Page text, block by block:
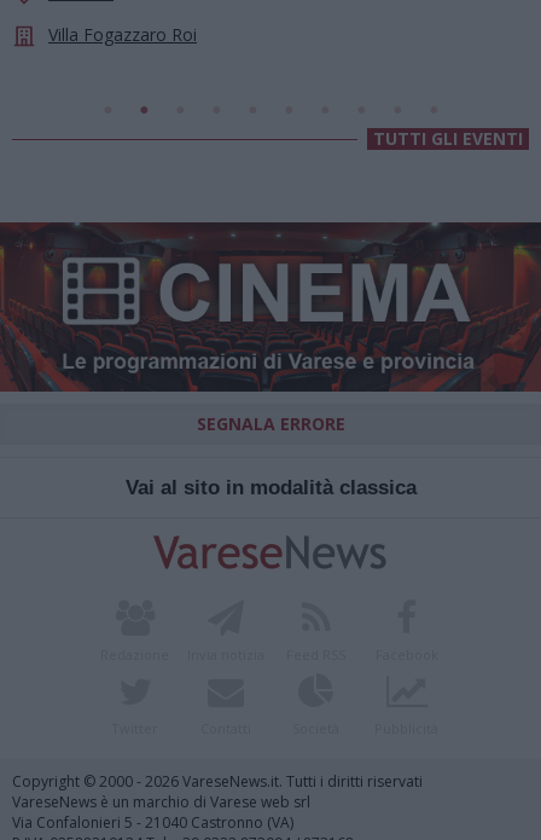
TUTTI GLI EVENTI
SEGNALA ERRORE
Vai al sito in modalità classica
Copyright © 2000 - 2026 VareseNews.it. Tutti i diritti riservati
VareseNews è un marchio di Varese web srl
Via Confalonieri 5 - 21040 Castronno (VA)